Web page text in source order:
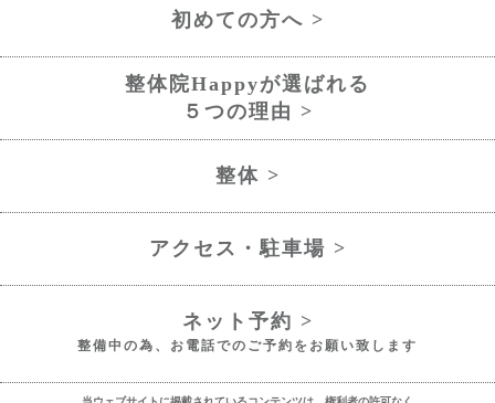
初めての方へ >
整体院Happyが選ばれる
５つの理由 >
整体 >
アクセス・駐車場 >
ネット予約 >
整備中の為、お電話でのご予約をお願い致します